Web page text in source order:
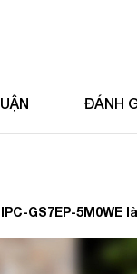
ĐÁNH
GS7EP-